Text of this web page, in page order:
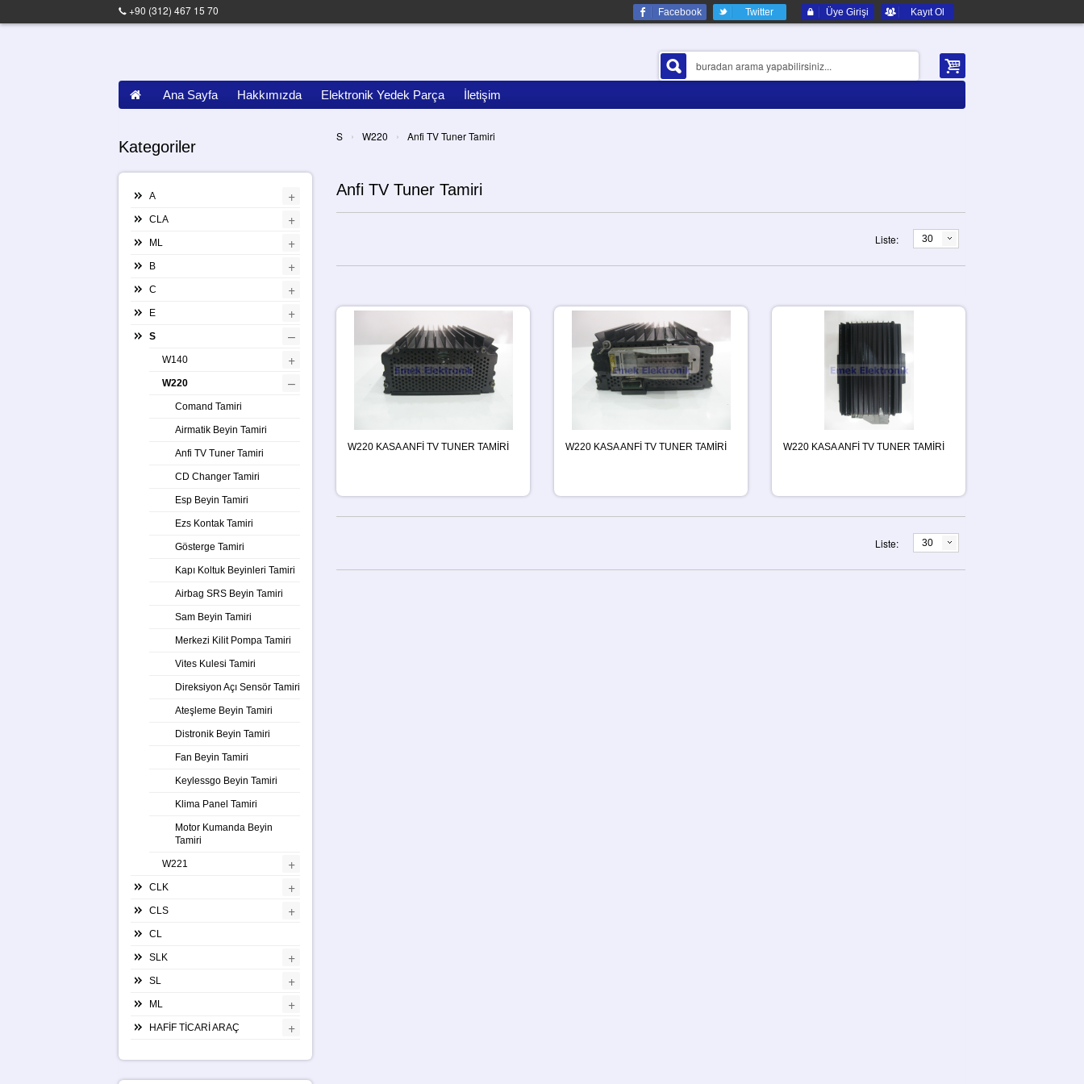
+90 (312) 467 15 70 Facebook Twitter Üye Girişi Kayıt Ol
Ana Sayfa Hakkımızda Elektronik Yedek Parça İletişim
S › W220 › Anfi TV Tuner Tamiri
Anfi TV Tuner Tamiri
Liste: 30
W220 KASA ANFİ TV TUNER TAMİRİ W220 KASA ANFİ TV TUNER TAMİRİ W220 KASA ANFİ TV TUNER TAMİRİ
Liste: 30
Kategoriler
A +
CLA +
ML +
B +
C +
E +
S –
W140 +
W220 –
Comand Tamiri
Airmatik Beyin Tamiri
Anfi TV Tuner Tamiri
CD Changer Tamiri
Esp Beyin Tamiri
Ezs Kontak Tamiri
Gösterge Tamiri
Kapı Koltuk Beyinleri Tamiri
Airbag SRS Beyin Tamiri
Sam Beyin Tamiri
Merkezi Kilit Pompa Tamiri
Vites Kulesi Tamiri
Direksiyon Açı Sensör Tamiri
Ateşleme Beyin Tamiri
Distronik Beyin Tamiri
Fan Beyin Tamiri
Keylessgo Beyin Tamiri
Klima Panel Tamiri
Motor Kumanda Beyin
Tamiri
W221 +
CLK +
CLS +
CL
SLK +
SL +
ML +
HAFİF TİCARİ ARAÇ +